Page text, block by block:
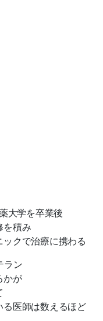
大学を卒業後
を積み
クで治療に携わる
ラン
かが
る医師は数えるほど